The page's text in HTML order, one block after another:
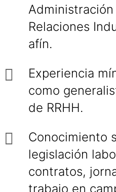
Administración
Relaciones
afín.
Experiencia
como
de RRHH.
Conocimiento
legislación
contratos,
trabajo en